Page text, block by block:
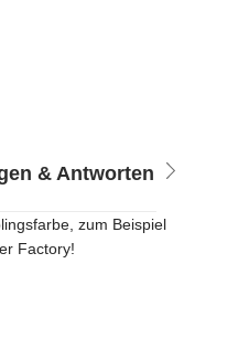
& Antworten
zum Beispiel
Factory!